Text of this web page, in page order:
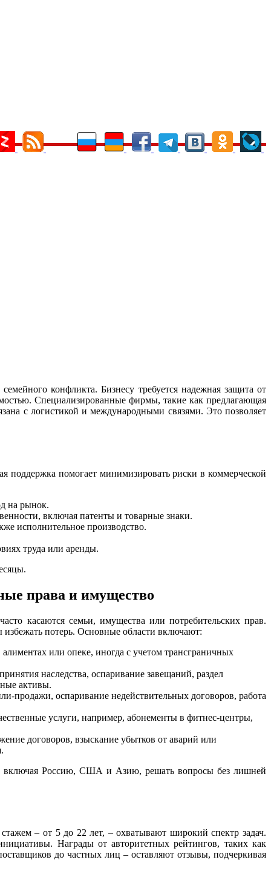
конфликта. Бизнесу требуется надежная защита от
Специализированные фирмы, такие как предлагающая
с логистикой и международными связями. Это позволяет
поддержка помогает минимизировать риски в коммерческой
на рынок.
включая патенты и товарные знаки.
исполнительное производство.
труда или аренды.
права и имущество
касаются семьи, имущества или потребительских прав.
избежать потерь. Основные области включают:
алиментах или опеке, иногда с учетом трансграничных
наследства, оспаривание завещаний, раздел
активы.
продажи, оспаривание недействительных договоров, работа
услуги, например, абонементы в фитнес-центры,
договоров, взыскание убытков от аварий или
включая Россию, США и Азию, решать вопросы без лишней
– от 5 до 22 лет, – охватывают широкий спектр задач.
Награды от авторитетных рейтингов, таких как
до частных лиц – оставляют отзывы, подчеркивая